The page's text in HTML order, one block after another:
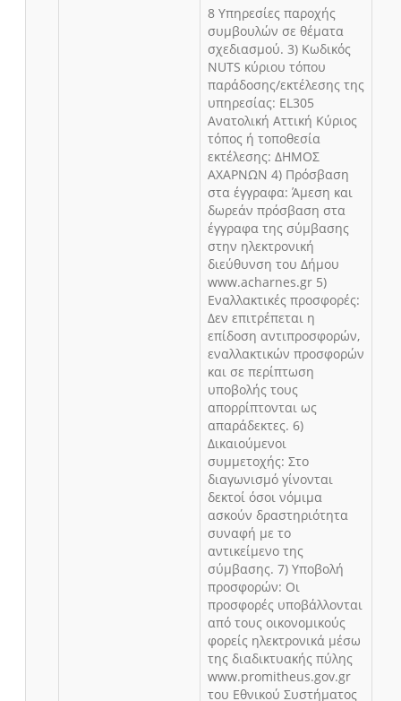
8 Υπηρεσίες παροχής
συμβουλών σε θέματα
σχεδιασμού. 3) Κωδικός
NUTS κύριου τόπου
παράδοσης/εκτέλεσης της
υπηρεσίας: EL305
Ανατολική Αττική Κύριος
τόπος ή τοποθεσία
εκτέλεσης: ΔΗΜΟΣ
ΑΧΑΡΝΩΝ 4) Πρόσβαση
στα έγγραφα: Άμεση και
δωρεάν πρόσβαση στα
έγγραφα της σύμβασης
στην ηλεκτρονική
διεύθυνση του Δήμου
www.acharnes.gr 5)
Εναλλακτικές προσφορές:
Δεν επιτρέπεται η
επίδοση αντιπροσφορών,
εναλλακτικών προσφορών
και σε περίπτωση
υποβολής τους
απορρίπτονται ως
απαράδεκτες. 6)
Δικαιούμενοι
συμμετοχής: Στο
διαγωνισμό γίνονται
δεκτοί όσοι νόμιμα
ασκούν δραστηριότητα
συναφή με το
αντικείμενο της
σύμβασης. 7) Υποβολή
προσφορών: Οι
προσφορές υποβάλλονται
από τους οικονομικούς
φορείς ηλεκτρονικά μέσω
της διαδικτυακής πύλης
www.promitheus.gov.gr
του Εθνικού Συστήματος